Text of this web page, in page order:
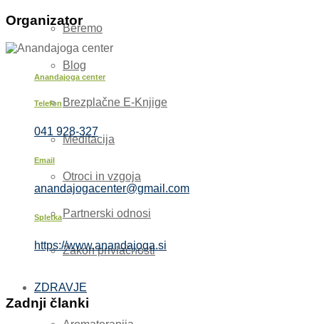
Beremo
Blog
Brezplačne E-Knjige
Meditacija
Otroci in vzgoja
Partnerski odnosi
Zakon privlačnosti
ZDRAVJE
Organizator
Anandajoga center
Telefon
041 928-327
Email
anandajogacenter@gmail.com
Spletka
https://www.anandajoga.si
Zadnji članki